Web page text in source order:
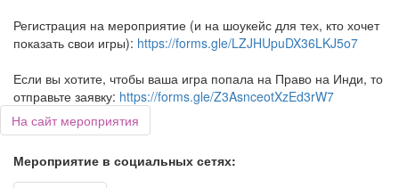
Регистрация на мероприятие (и на шоукейс для тех, кто хочет
показать свои игры): https://forms.gle/LZJHUpuDX36LKJ5o7
Если вы хотите, чтобы ваша игра попала на Право на Инди, то
отправьте заявку: https://forms.gle/Z3AsnceotXzEd3rW7
На сайт мероприятия
Мероприятие в социальных сетях: